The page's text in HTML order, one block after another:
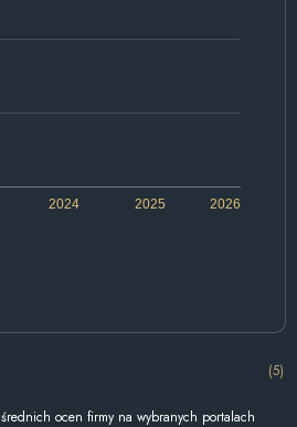
2024 2026
2025
(5)
ocen firmy na wybranych portalach